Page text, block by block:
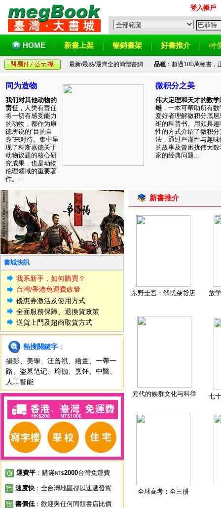
登入帳戶
HOME 新書上架 暢銷書架 好書推介 特
最新/最熱/最齊全的簡體書網 品種：超過100萬種書，
同为造物
我们对其他动物的
责任，人类有责任
将一切有感受能力
的动物，都作为康
德所说的“目的自
身”来对待。集中呈
现了科斯嘉德关于
动物议题的核心研
究成果，也是动物
伦理领域的重要著
作。...
微积分之美
伟大定理和天才的数学
维 ，一本可帮助所有数
爱好者理解微积分底层
维的科普书。用颇具趣
性的方式介绍了微积分
法，通过严谨性与趣味
的故事及曾困扰伟大数
家的经典问题...
書城快訊
我系新手，如何購買？
台灣/香港免運費政策
優惠券激活及使用方式
全面服務保障、退換貨政策
送貨上門及超商取貨方式
熱搜關鍵字 ：
攝影
美學 汪曾祺 繪畫
一帶一
路
盗墓笔记 瑜伽 烹饪 中醫
人工智能
運費平 ：購滿NT$2000台灣免運費
速度快 ：全台灣地區都以速遞發貨
書價低 ：歡迎與任何同類書店比價
新書推介
东野圭吾：解忧杂货店 放
元代的族群文化与科举 七
全球高考：全三册